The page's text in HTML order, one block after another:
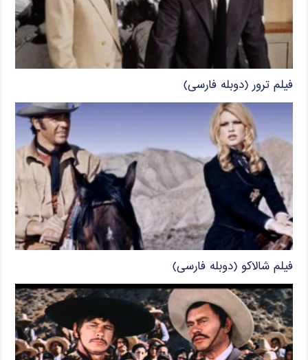
فیلم ترور (دوبله فارسی)
فیلم شالاکو (دوبله فارسی)